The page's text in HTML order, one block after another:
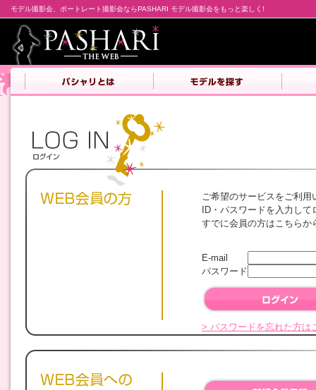
モデル撮影会、ポートレート撮影会ならPASHARI モデル撮影会をもっと楽しく!
ご希望のサービスをご利
ID・パスワードを入力し
すでに会員の方はこちらか
E-mail
パスワード
> パスワードを忘れた方は